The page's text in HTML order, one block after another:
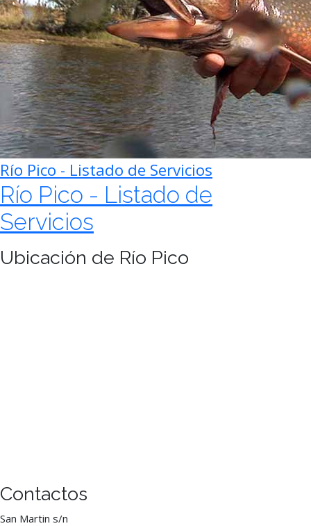
Río Pico - Listado de Servicios
Río Pico - Listado de
Servicios
Ubicación de Río Pico
Contactos
San Martin s/n